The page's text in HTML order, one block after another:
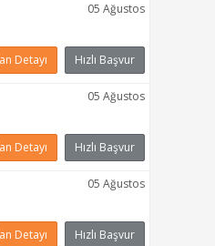
Detayı Hızlı Başvur
05 Ağustos
Detayı Hızlı Başvur
05 Ağustos
Detayı Hızlı Başvur
05 Ağustos